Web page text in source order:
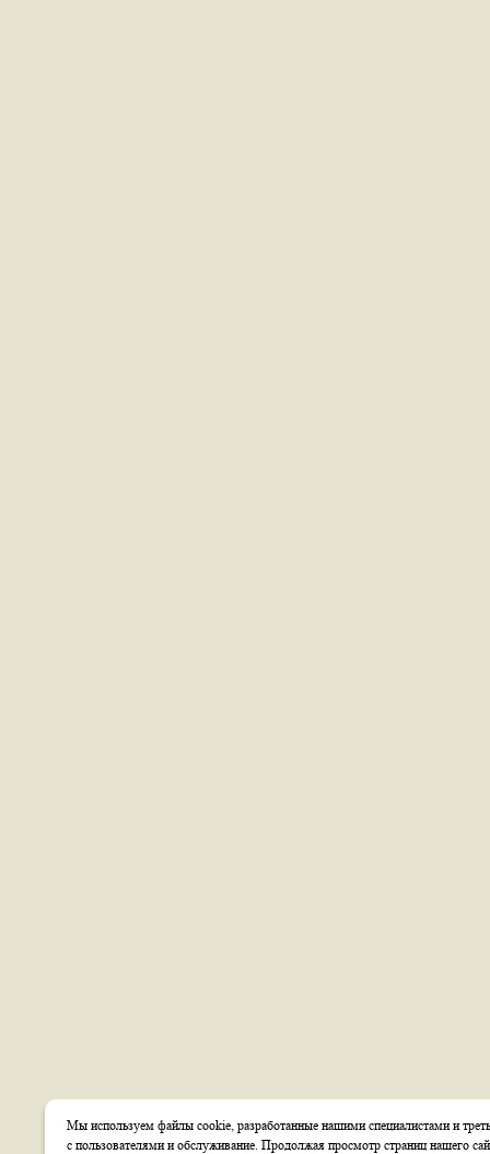
Мы используем файлы cookie, разработанные нашими специалистами и
с пользователями и обслуживание. Продолжая просмотр страниц нашего